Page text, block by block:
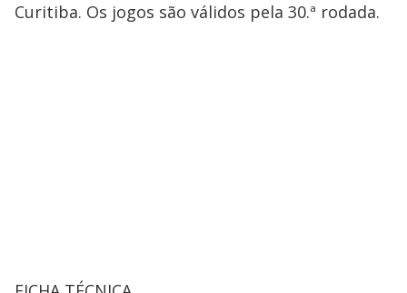
Curitiba. Os jogos são válidos pela 30.ª rodada.